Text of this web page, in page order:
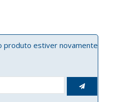
produto estiver novamente
